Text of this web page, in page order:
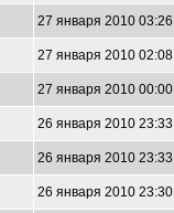
27 января 2010 03:26
27 января 2010 02:08
27 января 2010 00:00
26 января 2010 23:33
26 января 2010 23:33
26 января 2010 23:30